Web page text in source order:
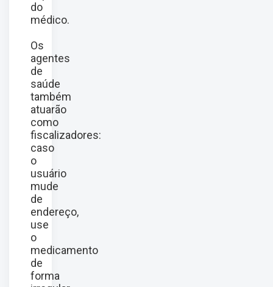
do
médico.
Os
agentes
de
saúde
também
atuarão
como
fiscalizadores:
caso
o
usuário
mude
de
endereço,
use
o
medicamento
de
forma